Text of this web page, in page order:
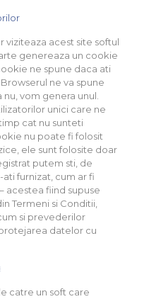
viziteaza acest site softul
genereaza un cookie
ne spune daca ati
ne va spune
vom genera unul.
unici care ne
cat nu sunteti
nu poate fi folosit
ele sunt folosite doar
putem sti, de
furnizat, cum ar fi
acestea fiind supuse
Termeni si Conditii,
si prevederilor
datelor cu
catre un soft care